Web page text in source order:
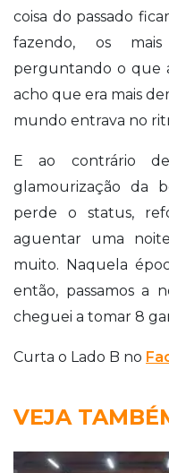
coisa do passado
fazendo, os
perguntando o que
acho que era mais
mundo entrava no
E ao contrário
glamourização da
perde o status,
aguentar uma
muito. Naquela
então, passamos a
cheguei a tomar 8
Curta o Lado B no
VEJA